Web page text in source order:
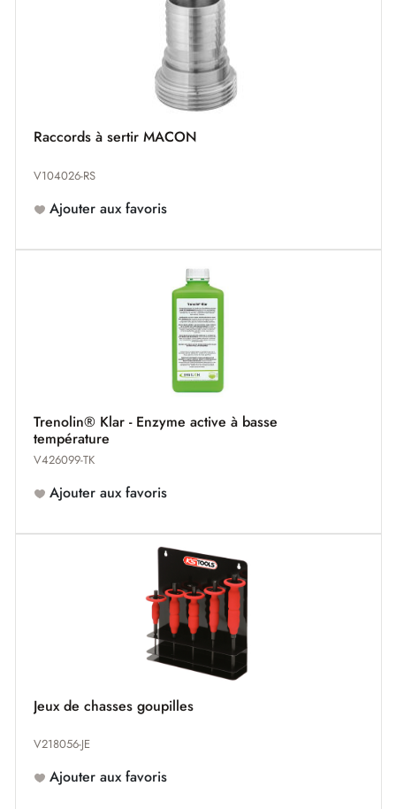
Raccords à sertir MACON
V104026-RS
Ajouter aux favoris
Trenolin® Klar - Enzyme active à basse
température
V426099-TK
Ajouter aux favoris
Jeux de chasses goupilles
V218056-JE
Ajouter aux favoris